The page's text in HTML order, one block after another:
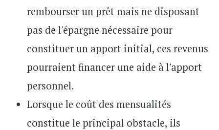
rembourser un prêt mais ne disposant
pas de l'épargne nécessaire pour
constituer un apport initial, ces revenus
pourraient financer une aide à l'apport
personnel.
Lorsque le coût des mensualités
constitue le principal obstacle, ils